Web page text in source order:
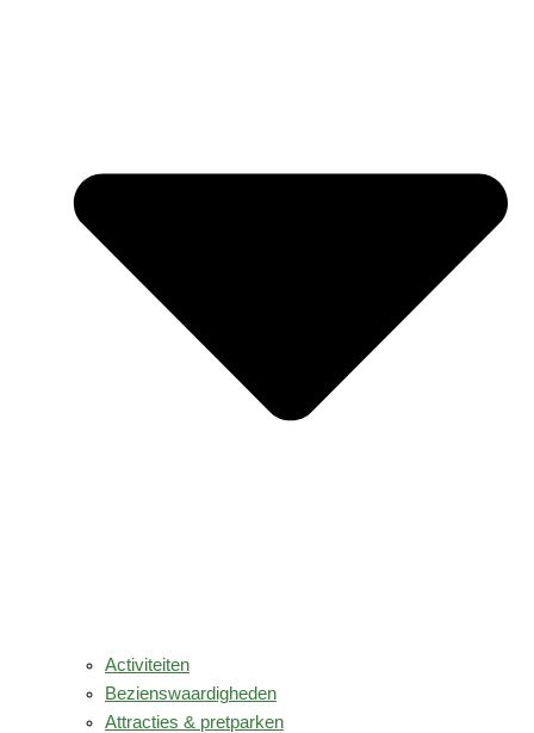
Activiteiten
Bezienswaardigheden
Attracties & pretparken